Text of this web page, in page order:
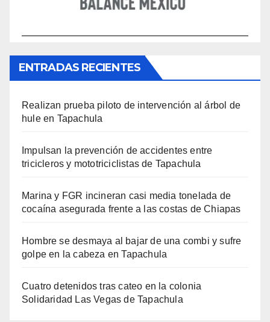
ENTRADAS RECIENTES
Realizan prueba piloto de intervención al árbol de
hule en Tapachula
Impulsan la prevención de accidentes entre
tricicleros y mototriciclistas de Tapachula
Marina y FGR incineran casi media tonelada de
cocaína asegurada frente a las costas de Chiapas
Hombre se desmaya al bajar de una combi y sufre
golpe en la cabeza en Tapachula
Cuatro detenidos tras cateo en la colonia
Solidaridad Las Vegas de Tapachula